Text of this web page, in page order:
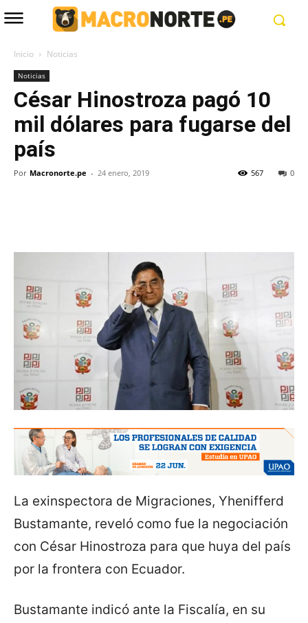
Inicio Noticias
Noticias
César Hinostroza pagó 10
mil dólares para fugarse del
país
Por Macronorte.pe - 24 enero, 2019 0
567
La exinspectora de Migraciones, Yhenifferd
Bustamante, reveló como fue la negociación
con César Hinostroza para que huya del país
por la frontera con Ecuador.
Bustamante indicó ante la Fiscalía, en su